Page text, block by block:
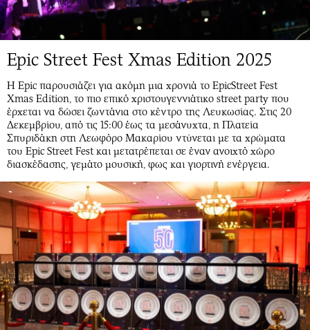
Epic Street Fest Xmas Edition 2025
Η Epic παρουσιάζει για ακόμη μια χρονιά το EpicStreet Fest
Xmas Edition, το πιο επικό χριστουγεννιάτικο street party που
έρχεται να δώσει ζωντάνια στο κέντρο της Λευκωσίας. Στις 20
Δεκεμβρίου, από τις 15:00 έως τα μεσάνυχτα, η Πλατεία
Σπυριδάκη στη Λεωφόρο Μακαρίου ντύνεται με τα χρώματα
του Epic Street Fest και μετατρέπεται σε έναν ανοιχτό χώρο
διασκέδασης, γεμάτο μουσική, φως και γιορτινή ενέργεια.